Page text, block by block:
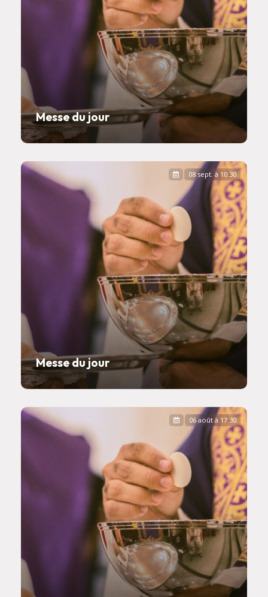
Messe du jour
Messe du jour
08 sept. à 10:30
06 août à 17:30